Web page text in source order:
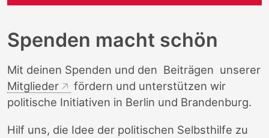
Spenden macht schön
Mit deinen Spenden und den Beiträgen unserer
Mitglieder
fördern und unterstützen wir
politische Initiativen in Berlin und Branden­burg.
Hilf uns, die Idee der politischen Selbsthilfe zu